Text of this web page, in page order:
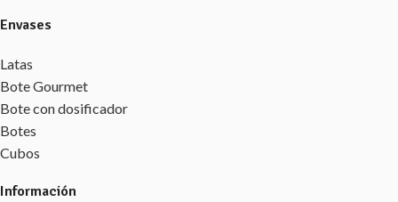
Envases
Latas
Bote Gourmet
Bote con dosificador
Botes
Cubos
Información